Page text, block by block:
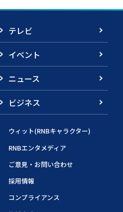
テレビ
イベント
ニュース
ビジネス
ウィット(RNBキャラクター)
RNBエンタメディア
ご意見・お問い合わせ
採用情報
コンプライアンス